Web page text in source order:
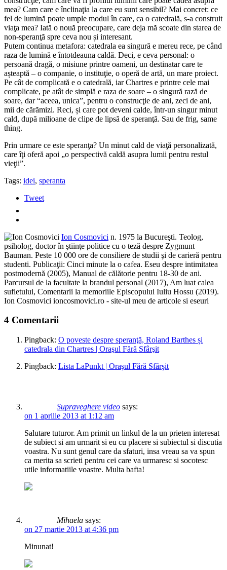
mea? Cam care e înclinaţia la care eu sunt sensibil? Mai concret: ce
fel de lumină poate umple modul în care, ca o catedrală, s-a construit
viaţa mea? Iată o nouă preocupare, care deja mă scoate din starea de
non-speranţă spre ceva nou și interesant.
Putem continua metafora: catedrala ea singură e mereu rece, pe când
raza de lumină e întotdeauna caldă. Deci, e ceva personal: o
persoană dragă, o misiune printre oameni, un destinatar care te
așteaptă – o companie, o instituţie, o operă de artă, un mare proiect.
Pe cât de complicată e o catedrală, iar Chartres e printre cele mai
complicate, pe atât de simplă e raza de soare – o singură rază de
soare, dar “aceea, unica”, pentru o construcţie de ani, zeci de ani,
mii de cărămizi. Reci, și care pot deveni calde, într-un singur minut
cald, după milioane de clipe de lipsă de speranţă. Sau de frig, same
thing.
Prin urmare ce este speranţa? Un minut cald de viaţă personalizată,
care îţi oferă apoi „o perspectivă caldă asupra lumii pentru restul
vieţii”.
Tags: idei, speranta
Tweet
Ion Cosmovici n. 1975 la Bucureşti. Teolog,
psiholog, doctor în ştiinţe politice cu o teză despre Zygmunt
Bauman. Peste 10 000 ore de consiliere de studii şi de carieră pentru
studenti. Publicaţii: Cinci minute la o cafea. Eseu despre intimitatea
postmodernă (2005), Manual de călătorie pentru 18-30 de ani.
Parcursul de la facultate la brandul personal (2017), Am luat calea
sufletului, Comentarii la memoriile Episcopului Iuliu Hossu (2019).
Ion Cosmovici ioncosmovici.ro - site-ul meu de articole si eseuri
4 Comentarii
Pingback: O poveste despre speranţă, Roland Barthes și
catedrala din Chartres | Oraşul Fără Sfârşit
Pingback: Lista LaPunkt | Oraşul Fără Sfârşit
Supraveghere video says:
on 1 aprilie 2013 at 1:12 am
Salutare tuturor. Am primit un linkul de la un prieten interesat
de subiect si am urmarit si eu cu placere si subiectul si discutia
voastra. Nu sunt genul care da sfaturi, insa vreau sa va spun
ca merita sa scrieti pentru cei care va urmaresc si socotesc
utile informatiile voastre. Multa bafta!
Mihaela says:
on 27 martie 2013 at 4:36 pm
Minunat!